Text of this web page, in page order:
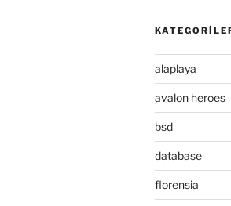
alaplaya
avalon heroes
bsd
database
florensia